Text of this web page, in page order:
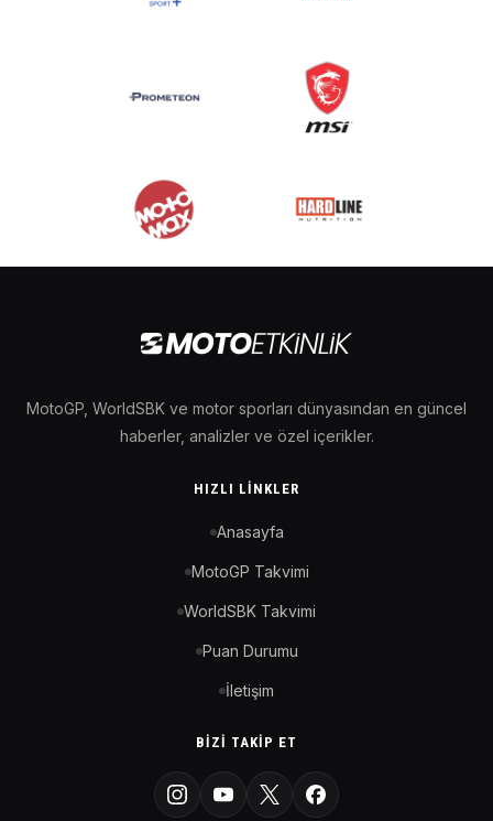
MotoGP, WorldSBK ve motor sporları dünyasından en güncel
haberler, analizler ve özel içerikler.
HIZLI LINKLER
Anasayfa
MotoGP Takvimi
WorldSBK Takvimi
Puan Durumu
İletişim
BIZI TAKIP ET